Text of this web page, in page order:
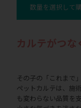
数量を選択して
カルテがつな
その子の「これまで
ペットカルテは、施
も変わらない品質を支